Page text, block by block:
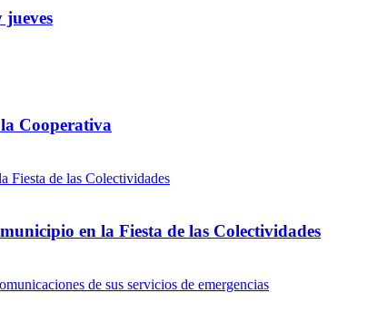
jueves
Cooperativa
en la Fiesta de las Colectividades